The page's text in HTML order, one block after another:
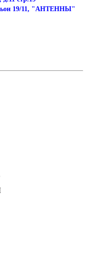
19/11, "АНТЕННЫ"